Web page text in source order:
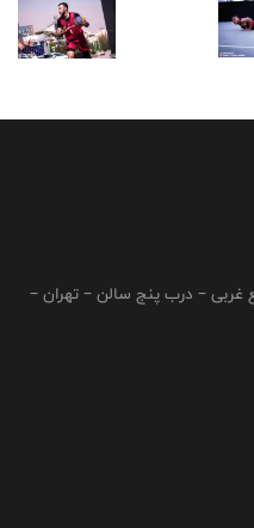
غربی – درب پنج سالن – تهران –